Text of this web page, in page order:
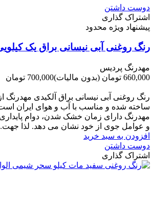
دوست داشتن
اشتراک گذاری
پیشنهاد ویژه محدود
رنگ روغنی آبی نیسانی براق یک
مهدرنگ پردیس
660,000 تومان
(بدون مالیات)700,000 تومان
رنگ روغنی آبی نیسانی براق آلکیدی مهدرنگ
ساخته شده و مناسب با آب و هوای ایران
مهدرنگ دارای زﻣﺎن ﺧﺸﮏ ﺷﺪن، دوام
و ﻋﻮاﻣﻞ ﺟﻮی از ﺧﻮد ﻧﺸﺎن ﻣﯽ دﻫﺪ. ﻟﺬا
افزودن به سبد خرید
دوست داشتن
اشتراک گذاری